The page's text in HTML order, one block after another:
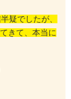
疑でしたが、
きて、本当に